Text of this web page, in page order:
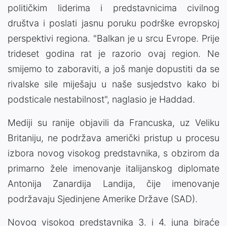
političkim liderima i predstavnicima civilnog
društva i poslati jasnu poruku podrške evropskoj
perspektivi regiona. "Balkan je u srcu Evrope. Prije
trideset godina rat je razorio ovaj region. Ne
smijemo to zaboraviti, a još manje dopustiti da se
rivalske sile miješaju u naše susjedstvo kako bi
podsticale nestabilnost", naglasio je Haddad.
Mediji su ranije objavili da Francuska, uz Veliku
Britaniju, ne podržava američki pristup u procesu
izbora novog visokog predstavnika, s obzirom da
primarno žele imenovanje italijanskog diplomate
Antonija Zanardija Landija, čije imenovanje
podržavaju Sjedinjene Amerike Države (SAD).
Novog visokog predstavnika 3. i 4. juna biraće